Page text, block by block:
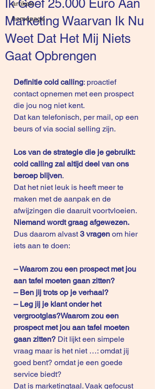
artikels
homepage
Ik Geef 25.000 Euro Aan
Marketing Waarvan Ik Nu
Weet Dat Het Mij Niets
Gaat Opbrengen
Definitie cold calling: proactief
contact opnemen met een prospect
die jou nog niet kent.
Dat kan telefonisch, per mail, op een
beurs of via social selling zijn.
Los van de strategie die je gebruikt:
cold calling zal altijd deel van ons
beroep blijven.
Dat het niet leuk is heeft meer te
maken met de aanpak en de
afwijzingen die daaruit voortvloeien.
Niemand wordt graag afgewezen.
Dus daarom alvast 3 vragen om hier
iets aan te doen:
– Waarom zou een prospect met jou
aan tafel moeten gaan zitten?
– Ben jij trots op je verhaal?
– Leg jij je klant onder het
vergrootglas?Waarom zou een
prospect met jou aan tafel moeten
gaan zitten? Dit lijkt een simpele
vraag maar is het niet …: omdat jij
goed bent? omdat je een goede
service biedt?
Dat is marketingtaal. Vaak gefocust